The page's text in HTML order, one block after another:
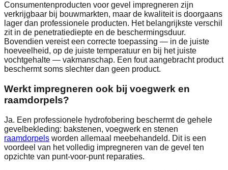
Consumentenproducten voor gevel impregneren zijn
verkrijgbaar bij bouwmarkten, maar de kwaliteit is doorgaans
lager dan professionele producten. Het belangrijkste verschil
zit in de penetratiediepte en de beschermingsduur.
Bovendien vereist een correcte toepassing — in de juiste
hoeveelheid, op de juiste temperatuur en bij het juiste
vochtgehalte — vakmanschap. Een fout aangebracht product
beschermt soms slechter dan geen product.
Werkt impregneren ook bij voegwerk en
raamdorpels?
Ja. Een professionele hydrofobering beschermt de gehele
gevelbekleding: bakstenen, voegwerk en stenen
raamdorpels worden allemaal meebehandeld. Dit is een
voordeel van het volledig impregneren van de gevel ten
opzichte van punt-voor-punt reparaties.